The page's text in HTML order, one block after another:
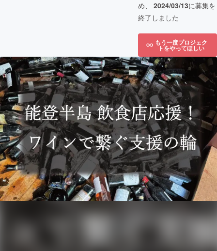
め、 2024/03/13に募集を
終了しました
もう一度プロジェク
トをやってほしい